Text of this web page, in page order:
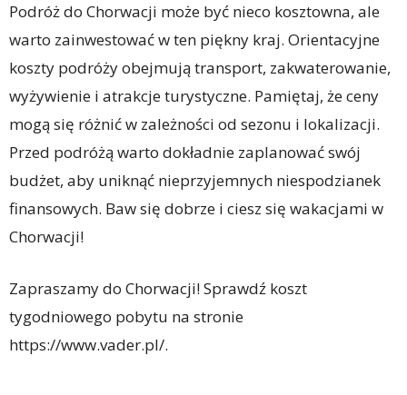
Podróż do Chorwacji może być nieco kosztowna, ale
warto zainwestować w ten piękny kraj. Orientacyjne
koszty podróży obejmują transport, zakwaterowanie,
wyżywienie i atrakcje turystyczne. Pamiętaj, że ceny
mogą się różnić w zależności od sezonu i lokalizacji.
Przed podróżą warto dokładnie zaplanować swój
budżet, aby uniknąć nieprzyjemnych niespodzianek
finansowych. Baw się dobrze i ciesz się wakacjami w
Chorwacji!
Zapraszamy do Chorwacji! Sprawdź koszt
tygodniowego pobytu na stronie
https://www.vader.pl/.